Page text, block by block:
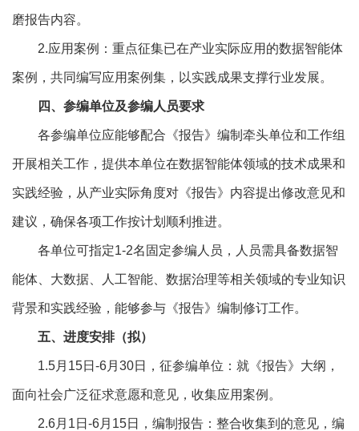
磨报告内容。
2.应用案例：重点征集已在产业实际应用的数据智能体
案例，共同编写应用案例集，以实践成果支撑行业发展。
四、参编单位及参编人员要求
各参编单位应能够配合《报告》编制牵头单位和工作组
开展相关工作，提供本单位在数据智能体领域的技术成果和
实践经验，从产业实际角度对《报告》内容提出修改意见和
建议，确保各项工作按计划顺利推进。
各单位可指定1-2名固定参编人员，人员需具备数据智
能体、大数据、人工智能、数据治理等相关领域的专业知识
背景和实践经验，能够参与《报告》编制修订工作。
五、进度安排（拟）
1.5月15日-6月30日，征参编单位：就《报告》大纲，
面向社会广泛征求意愿和意见，收集应用案例。
2.6月1日-6月15日，编制报告：整合收集到的意见，编